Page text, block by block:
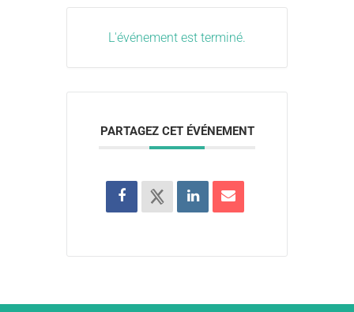
L'événement est terminé.
PARTAGEZ CET ÉVÉNEMENT